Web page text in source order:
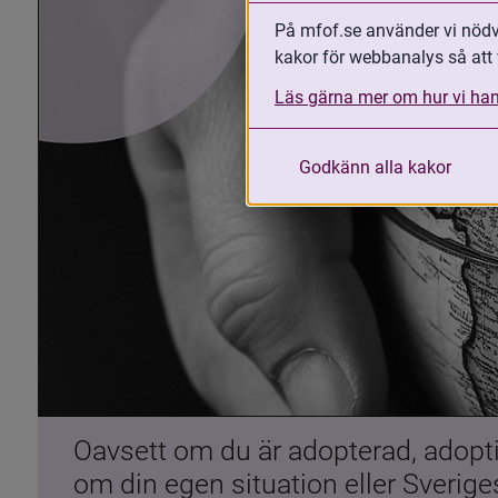
Oavsett om du är adopterad,
om din egen situation eller
På mfof.se använder vi
kakor för webbanalys så
Läs gärna mer om hur vi
Godkänn alla kakor